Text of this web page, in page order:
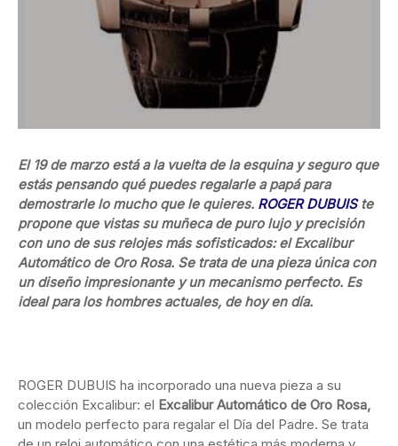
El 19 de marzo está a la vuelta de la esquina y seguro que
estás pensando qué puedes regalarle a papá para
demostrarle lo mucho que le quieres. ROGER DUBUISte
propone que vistas su muñeca de puro lujo y precisión
con uno de sus relojes más sofisticados: el Excalibur
Automático de Oro Rosa. Se trata de una pieza única con
un diseño impresionante y un mecanismo perfecto. Es
ideal para los hombres actuales, de hoy en día.
ROGER DUBUIS ha incorporado una nueva pieza a su
colección Excalibur: el Excalibur Automático de Oro Rosa,
un modelo perfecto para regalar el Día del Padre. Se trata